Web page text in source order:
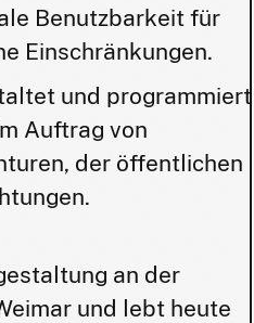
Benutzbarkeit für
Einschränkungen.
und programmiert
Auftrag von
der öffentlichen
an der
und lebt heute